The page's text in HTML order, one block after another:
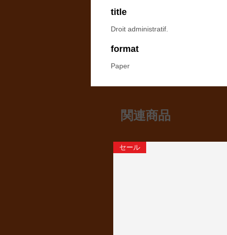
title
Droit administratif.
format
Paper
関連商品
セール